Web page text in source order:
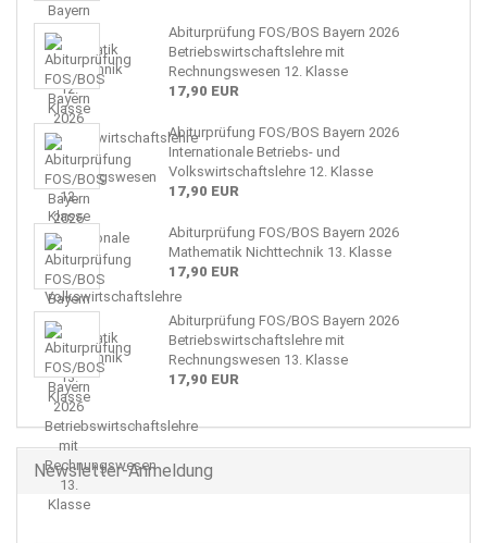
Abiturprüfung FOS/BOS Bayern 2026
Betriebswirtschaftslehre mit
Rechnungswesen 12. Klasse
17,90 EUR
Abiturprüfung FOS/BOS Bayern 2026
Internationale Betriebs- und
Volkswirtschaftslehre 12. Klasse
17,90 EUR
Abiturprüfung FOS/BOS Bayern 2026
Mathematik Nichttechnik 13. Klasse
17,90 EUR
Abiturprüfung FOS/BOS Bayern 2026
Betriebswirtschaftslehre mit
Rechnungswesen 13. Klasse
17,90 EUR
Newsletter-Anmeldung